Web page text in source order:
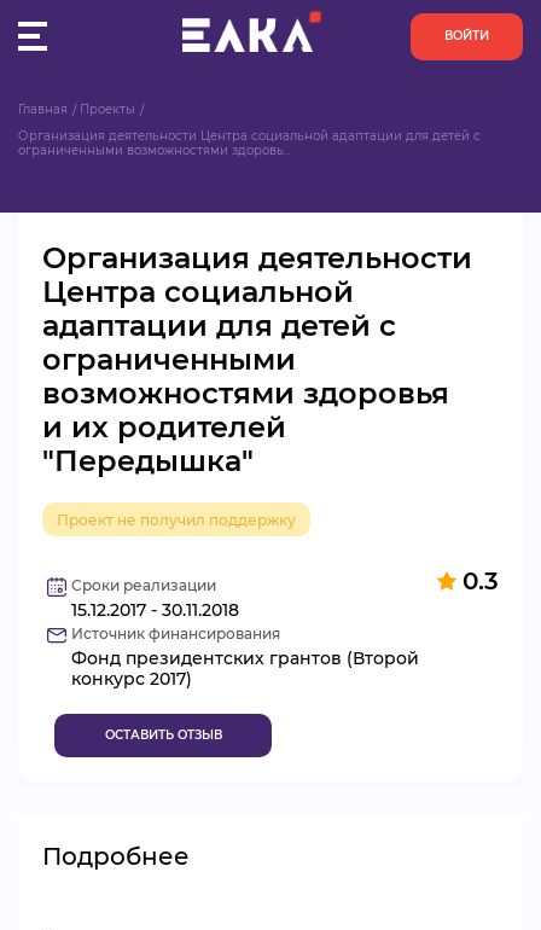
ВОЙТИ
ПУЛЬС
ОРГАНИЗАЦИИ
АКТИВИСТЫ
ПРОЕКТЫ
АНАЛИТИКА
БАЗА ЗНАНИЙ
ВОЙТИ
Главная
Проекты
Организация деятельности Центра социальной адаптации для детей с
ограниченными возможностями здоровь...
Организация деятельности
Центра социальной
адаптации для детей с
ограниченными
возможностями здоровья
и их родителей
"Передышка"
Проект не получил поддержку
0.3
Сроки реализации
15.12.2017 - 30.11.2018
Источник финансирования
Фонд президентских грантов (Второй
конкурс 2017)
ОСТАВИТЬ ОТЗЫВ
Подробнее